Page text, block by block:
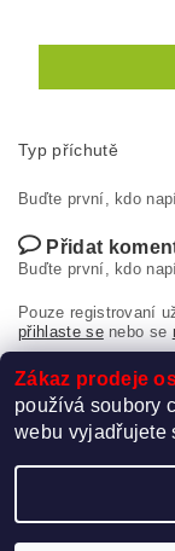
Typ příchutě
Buďte první, kdo
Přidat
Buďte první, kdo
Pouze registrovaní
přihlaste senebo se
Zákaz prodeje
používá soubory
webu vyjadřujete